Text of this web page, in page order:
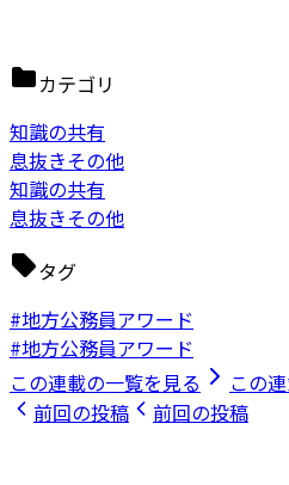
カテゴリ
知識の共有
息抜きその他
知識の共有
息抜きその他
タグ
#地方公務員アワード
#地方公務員アワード
この連載の一覧を見る
この
前回の投稿
前回の投稿